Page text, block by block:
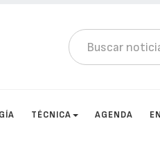
TÉCNICA AGENDA